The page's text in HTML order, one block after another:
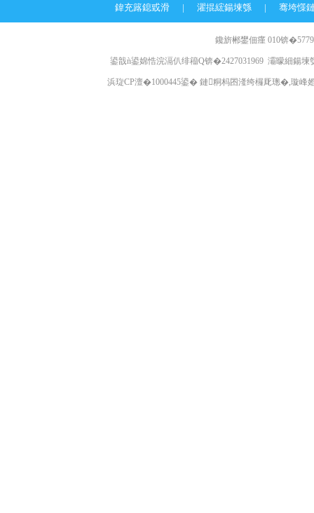
鍏充簬鎴戜滑 | 濯掍綋鍚堜綔 | 骞垮憡
鑱旂郴鐢佃瘽 010锛
鍙戠ǹ鍙婂悎浣滆仈绯籕Q锛�2427031969 灞曚細鍚堜
浜琁CP澶�1000445鍙� 鏈粡杩囨湰绔欏厑璁�,璇峰